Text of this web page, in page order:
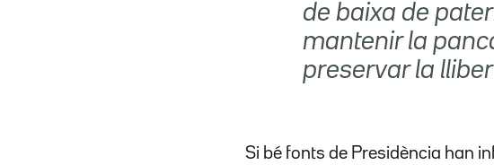
de baixa de
mantenir la
preservar la
Si bé fonts de Presidència han